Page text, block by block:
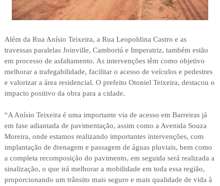
Além da Rua Anísio Teixeira, a Rua Leopoldina Castro e as
travessas paralelas Joinville, Camboriú e Imperatriz, também estão
em processo de asfaltamento. As intervenções têm como objetivo
melhorar a trafegabilidade, facilitar o acesso de veículos e pedestres
e valorizar a área residencial. O prefeito Otoniel Teixeira, destacou o
impacto positivo da obra para a cidade.
“A Anísio Teixeira é uma importante via de acesso em Barreiras já
em fase adiantada de pavimentação, assim como a Avenida Souza
Moreira, onde estamos realizando importantes intervenções, com
implantação de drenagem e passagem de águas pluviais, bem como
a completa recomposição do pavimento, em seguida será realizada a
sinalização, o que irá melhorar a mobilidade em toda essa região,
proporcionando um trânsito mais seguro e mais qualidade de vida à